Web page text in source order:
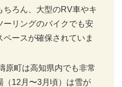
ちろん、大型のRV車やキ
ーリングのバイクでも安
ースが確保されていま
原町は高知県内でも非常
（12月〜3月頃）は雪が